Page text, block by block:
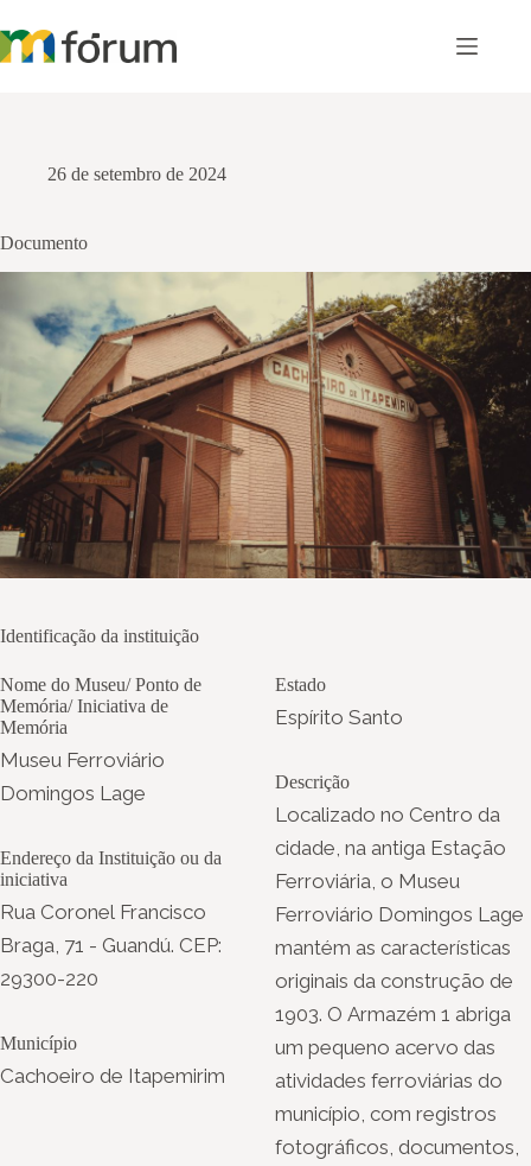
para
o
26 de setembro de 2024
Documento
Identificação da instituição
Nome do Museu/ Ponto de
Memória/ Iniciativa de
Memória
Museu Ferroviário
Domingos Lage
Endereço da Instituição ou da
iniciativa
Rua Coronel Francisco
Braga, 71 - Guandú. CEP:
29300-220
Município
Cachoeiro de Itapemirim
Estado
Espírito Santo
Descrição
Localizado no Centro da
cidade, na antiga Estação
Ferroviária, o Museu
Ferroviário Domingos Lage
mantém as características
originais da construção de
1903. O Armazém 1 abriga
um pequeno acervo das
atividades ferroviárias do
município, com registros
fotográficos, documentos,